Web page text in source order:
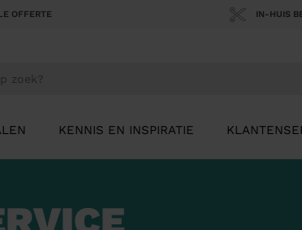
OFFERTE IN-HUIS
KENNIS EN INSPIRATIE